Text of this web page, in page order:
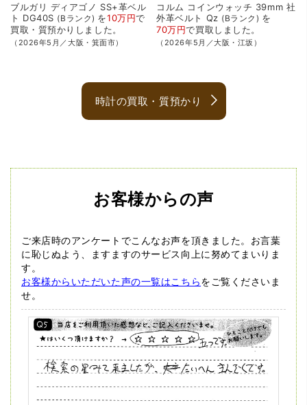
ブルガリ ディアゴノ SS+革ベル
ト DG40S Bランク を10万円で
買取・質預かり しました。
（2026年5月／大阪・箕面市）
コルム コインウォッチ 39mm 社
外革ベルト Qz Bランク を
70万円で買取 しました。
（2026年5月／大阪・江坂）
時計の買取・質預かり
お客様からの声
ご来店時のアンケートでこんなお声を頂きました。 お言葉
に恥じぬよう、ますますのサービス向上に努めてまいりま
す。
お客様からいただいた声の一覧はこちらをご覧くださいま
せ。